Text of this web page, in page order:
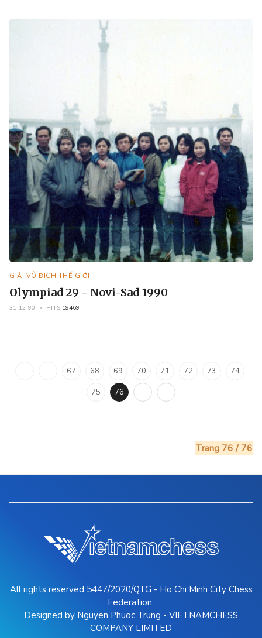
GIẢI VÔ ĐỊCH THẾ GIỚI
Olympiad 29 - Novi-Sad 1990
31-12-90 HITS 19469
67 68 69 70 71 72 73
74
75
76
Trang 76 / 76
All rights reserved 5447/2020/QTG - Ho Chi Minh City Chess
Federation
Designed by Nguyen Phuoc Trung - VIETNAMCHESS
COMPANY LIMITED